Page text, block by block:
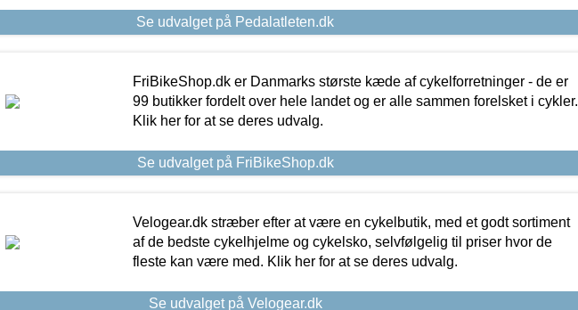
Se udvalget på Pedalatleten.dk
FriBikeShop.dk er Danmarks største kæde af cykelforretninger - de er
99 butikker fordelt over hele landet og er alle sammen forelsket i cykler.
Klik her for at se deres udvalg.
Se udvalget på FriBikeShop.dk
Velogear.dk stræber efter at være en cykelbutik, med et godt sortiment
af de bedste cykelhjelme og cykelsko, selvfølgelig til priser hvor de
fleste kan være med. Klik her for at se deres udvalg.
Se udvalget på Velogear.dk